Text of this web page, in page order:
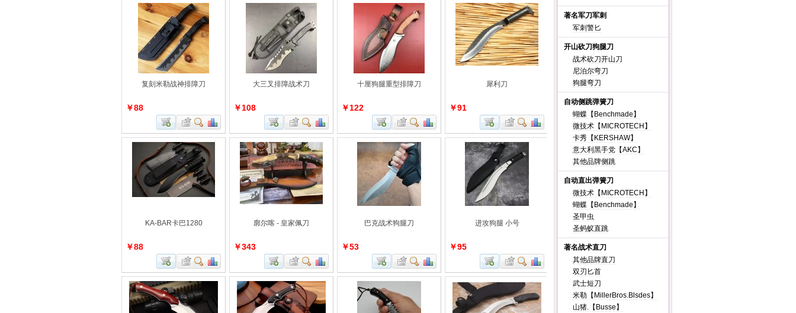
复刻米勒战神排障刀
￥88
大三叉排障战术刀
￥108
十厘狗腿重型排障刀
￥122
犀利刀
￥91
KA-BAR卡巴1280
￥88
廓尔喀 - 皇家佩刀
￥343
巴克战术狗腿刀
￥53
进攻狗腿 小号
￥95
著名军刀军刺
军刺警匕
开山砍刀狗腿刀
战术砍刀开山刀
尼泊尔弯刀
狗腿弯刀
自动侧跳弹簧刀
蝴蝶【Benchmade】
微技术【MICROTECH】
卡秀【KERSHAW】
意大利黑手党【AKC】
其他品牌侧跳
自动直出弹簧刀
微技术【MICROTECH】
蝴蝶【Benchmade】
圣甲虫
圣蚂蚁直跳
著名战术直刀
其他品牌直刀
双刃匕首
武士短刀
米勒【MillerBros.Blsdes】
山猪.【Busse】